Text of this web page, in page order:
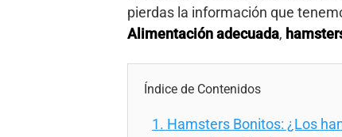
pierdas la información que
Alimentación adecuada,
Índice de Contenidos
1. Hamsters Bonitos: ¿Los